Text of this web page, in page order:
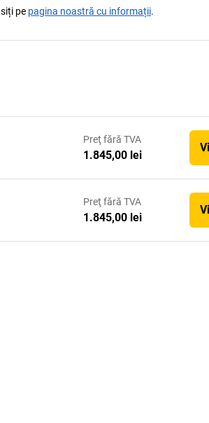
pe pagina noastră cu informații.
Preţ fără TVA
1.845,00 lei
Preţ fără TVA
1.845,00 lei